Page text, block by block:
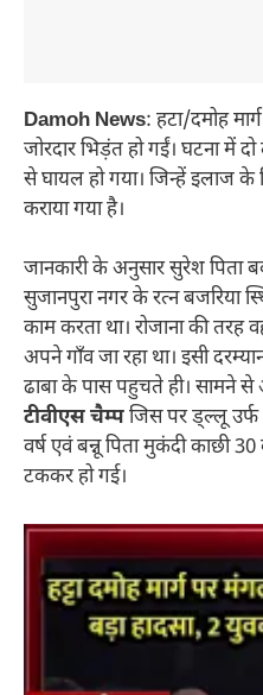
Damoh News: हटा/दमोह
जोरदार भिड़ंत हो गईं। घटना में
से घायल हो गया। जिन्हें इलाज के
कराया गया है।
जानकारी के अनुसार सुरेश पिता
सुजानपुरा नगर के रत्न बजरिया
काम करता था। रोजाना की
अपने गाँव जा रहा था। इसी
ढाबा के पास पहुचते ही। सामने
टीवीएसचैम्पजिस पर ड्ल्लू उर्फ
वर्ष एवं बन्नू पिता मुकंदी काछी 30
टककर हो गई।